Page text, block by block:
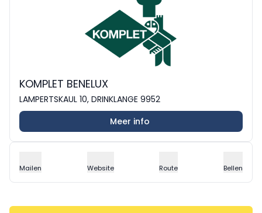
KOMPLET BENELUX
LAMPERTSKAUL 10, DRINKLANGE 9952
Meer info
Mailen Website Route Bellen